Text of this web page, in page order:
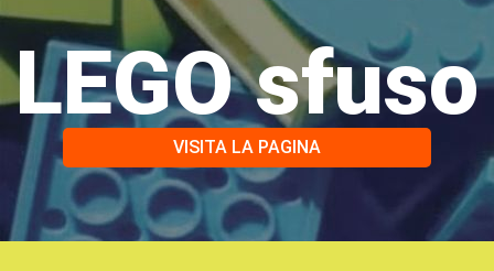
LEGO sfuso
VISITA LA PAGINA